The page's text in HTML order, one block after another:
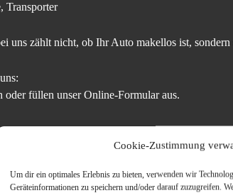
Cookie-Zustimmung
Um dir ein optimales Erlebnis zu bieten, verwenden wir
Geräteinformationen zu speichern und/oder darauf zuzugreifen.
Transporter
uns zählt nicht, ob Ihr Auto makellos ist,
füllen unser Online-Formular aus.
die wichtigsten Infos zum Fahrzeug an
bewerten Ihr Auto transparent und marktgerecht.